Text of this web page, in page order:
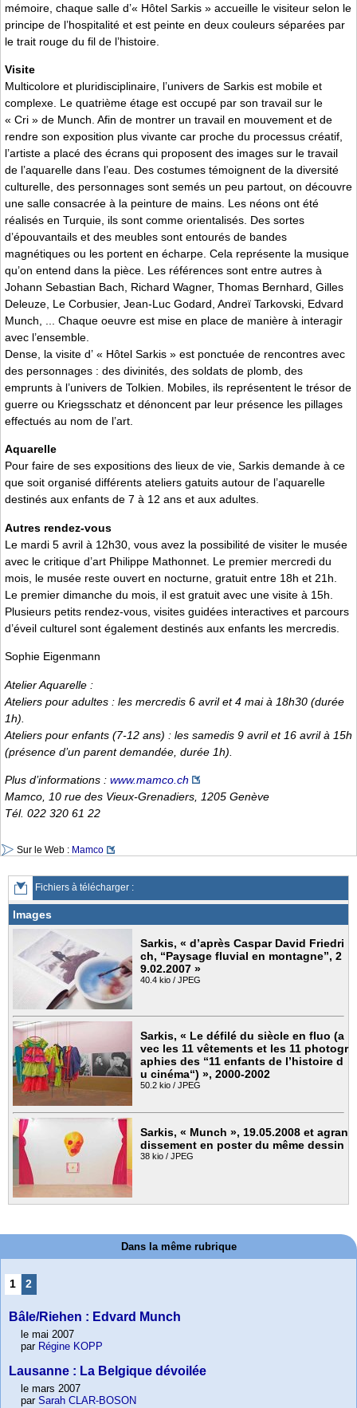
mémoire, chaque salle d’« Hôtel Sarkis » accueille le visiteur selon le
principe de l’hospitalité et est peinte en deux couleurs séparées par
le trait rouge du fil de l’histoire.
Visite
Multicolore et pluridisciplinaire, l’univers de Sarkis est mobile et
complexe. Le quatrième étage est occupé par son travail sur le
« Cri » de Munch. Afin de montrer un travail en mouvement et de
rendre son exposition plus vivante car proche du processus créatif,
l’artiste a placé des écrans qui proposent des images sur le travail
de l’aquarelle dans l’eau. Des costumes témoignent de la diversité
culturelle, des personnages sont semés un peu partout, on découvre
une salle consacrée à la peinture de mains. Les néons ont été
réalisés en Turquie, ils sont comme orientalisés. Des sortes
d’épouvantails et des meubles sont entourés de bandes
magnétiques ou les portent en écharpe. Cela représente la musique
qu’on entend dans la pièce. Les références sont entre autres à
Johann Sebastian Bach, Richard Wagner, Thomas Bernhard, Gilles
Deleuze, Le Corbusier, Jean-Luc Godard, Andreï Tarkovski, Edvard
Munch, ... Chaque oeuvre est mise en place de manière à interagir
avec l’ensemble.
Dense, la visite d’ « Hôtel Sarkis » est ponctuée de rencontres avec
des personnages : des divinités, des soldats de plomb, des
emprunts à l’univers de Tolkien. Mobiles, ils représentent le trésor de
guerre ou Kriegsschatz et dénoncent par leur présence les pillages
effectués au nom de l’art.
Aquarelle
Pour faire de ses expositions des lieux de vie, Sarkis demande à ce
que soit organisé différents ateliers gatuits autour de l’aquarelle
destinés aux enfants de 7 à 12 ans et aux adultes.
Autres rendez-vous
Le mardi 5 avril à 12h30, vous avez la possibilité de visiter le musée
avec le critique d’art Philippe Mathonnet. Le premier mercredi du
mois, le musée reste ouvert en nocturne, gratuit entre 18h et 21h.
Le premier dimanche du mois, il est gratuit avec une visite à 15h.
Plusieurs petits rendez-vous, visites guidées interactives et parcours
d’éveil culturel sont également destinés aux enfants les mercredis.
Sophie Eigenmann
Atelier Aquarelle :
Ateliers pour adultes : les mercredis 6 avril et 4 mai à 18h30 (durée
1h).
Ateliers pour enfants (7-12 ans) : les samedis 9 avril et 16 avril à 15h
(présence d’un parent demandée, durée 1h).
Plus d’informations : www.mamco.ch
Mamco, 10 rue des Vieux-Grenadiers, 1205 Genève
Tél. 022 320 61 22
Sur le Web : Mamco
Fichiers à télécharger :
Images
Sarkis, « d’après Caspar David Friedri
ch, “Paysage fluvial en montagne”, 2
9.02.2007 »
40.4 kio / JPEG
Sarkis, « Le défilé du siècle en fluo (a
vec les 11 vêtements et les 11 photogr
aphies des “11 enfants de l’histoire d
u cinéma“) », 2000-2002
50.2 kio / JPEG
Sarkis, « Munch », 19.05.2008 et agran
dissement en poster du même dessin
38 kio / JPEG
Dans la même rubrique
1 2
Bâle/Riehen : Edvard Munch
le mai 2007
par Régine KOPP
Lausanne : La Belgique dévoilée
le mars 2007
par Sarah CLAR-BOSON